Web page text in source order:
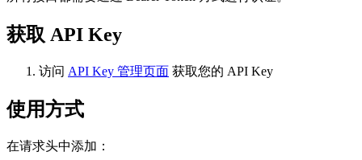
获取 API Key
访问 API Key 管理页面 获取您的 API Key
使用方式
在请求头中添加：